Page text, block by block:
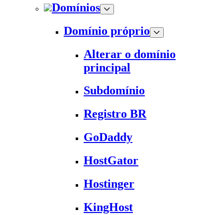
Domínios
Domínio próprio
Alterar o domínio
principal
Subdomínio
Registro BR
GoDaddy
HostGator
Hostinger
KingHost